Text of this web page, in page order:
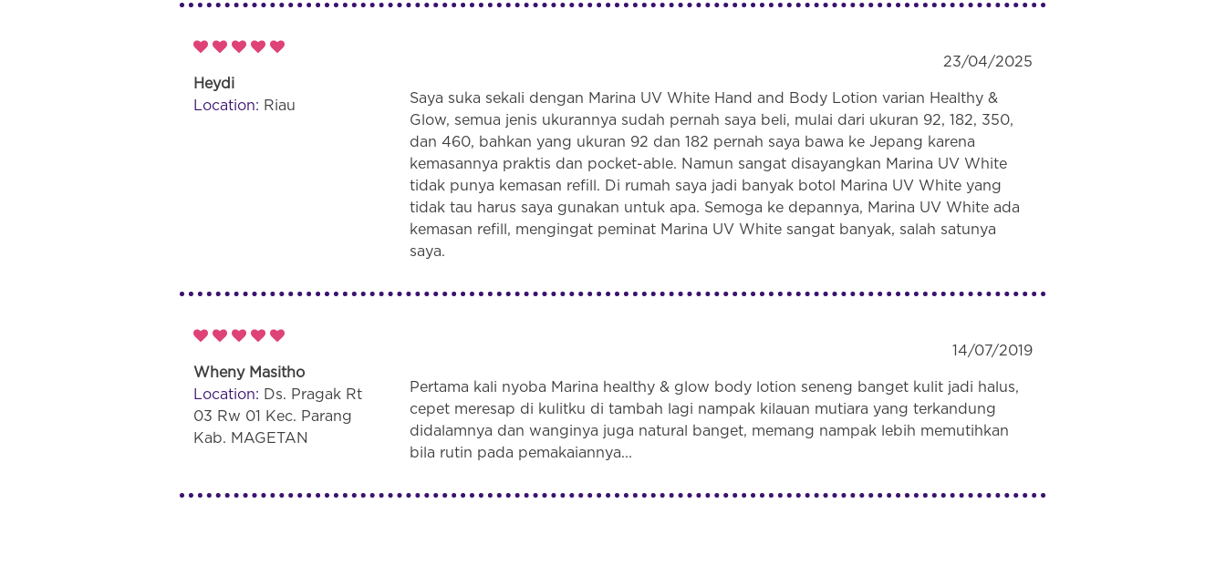
Heydi
Location: Riau
23/04/2025
Saya suka sekali dengan Marina UV White Hand and Body Lotion varian Healthy &
Glow, semua jenis ukurannya sudah pernah saya beli, mulai dari ukuran 92, 182, 350,
dan 460, bahkan yang ukuran 92 dan 182 pernah saya bawa ke Jepang karena
kemasannya praktis dan pocket-able. Namun sangat disayangkan Marina UV White
tidak punya kemasan refill. Di rumah saya jadi banyak botol Marina UV White yang
tidak tau harus saya gunakan untuk apa. Semoga ke depannya, Marina UV White ada
kemasan refill, mengingat peminat Marina UV White sangat banyak, salah satunya
saya.
Wheny Masitho
Location: Ds. Pragak Rt
03 Rw 01 Kec. Parang
Kab. MAGETAN
14/07/2019
Pertama kali nyoba Marina healthy & glow body lotion seneng banget kulit jadi halus,
cepet meresap di kulitku di tambah lagi nampak kilauan mutiara yang terkandung
didalamnya dan wanginya juga natural banget, memang nampak lebih memutihkan
bila rutin pada pemakaiannya...